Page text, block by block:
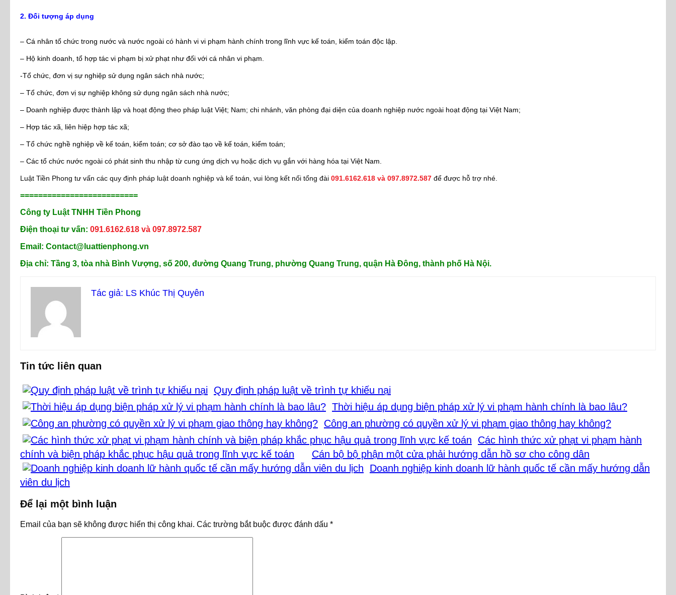
2. Đối tượng áp dụng
– Cá nhân tổ chức trong nước và nước ngoài có hành vi vi phạm hành chính trong lĩnh vực kế toán, kiểm toán độc lập.
– Hộ kinh doanh, tổ hợp tác vi phạm bị xử phạt như đối với cá nhân vi phạm.
-Tổ chức, đơn vị sự nghiệp sử dụng ngân sách nhà nước;
– Tổ chức, đơn vị sự nghiệp không sử dụng ngân sách nhà nước;
– Doanh nghiệp được thành lập và hoạt động theo pháp luật Việt; Nam; chi nhánh, văn phòng đại diện của doanh nghiệp nước ngoài hoạt động tại Việt Nam;
– Hợp tác xã, liên hiệp hợp tác xã;
– Tổ chức nghề nghiệp về kế toán, kiểm toán; cơ sở đào tạo về kế toán, kiểm toán;
– Các tổ chức nước ngoài có phát sinh thu nhập từ cung ứng dịch vụ hoặc dịch vụ gắn với hàng hóa tại Việt Nam.
Luật Tiền Phong tư vấn các quy định pháp luật doanh nghiệp và kế toán, vui lòng kết nối tổng đài 091.6162.618 và 097.8972.587 để được hỗ trợ nhé.
==========================
Công ty Luật TNHH Tiền Phong
Điện thoại tư vấn: 091.6162.618 và 097.8972.587
Email: Contact@luattienphong.vn
Địa chỉ: Tầng 3, tòa nhà Bình Vượng, số 200, đường Quang Trung, phường Quang Trung, quận Hà Đông, thành phố Hà Nội.
Tác giả: LS Khúc Thị Quyên
Tin tức liên quan
Quy định pháp luật về trình tự khiếu nại
Thời hiệu áp dụng biện pháp xử lý vi phạm hành chính là bao lâu?
Công an phường có quyền xử lý vi phạm giao thông hay không?
Các hình thức xử phạt vi phạm hành
chính và biện pháp khắc phục hậu quả trong lĩnh vực kế toán
Cán bộ bộ phận một cửa phải hướng dẫn hồ sơ cho công dân
Doanh nghiệp kinh doanh lữ hành quốc tế cần mấy hướng dẫn
viên du lịch
Để lại một bình luận
Email của bạn sẽ không được hiển thị công khai. Các trường bắt buộc được đánh dấu *